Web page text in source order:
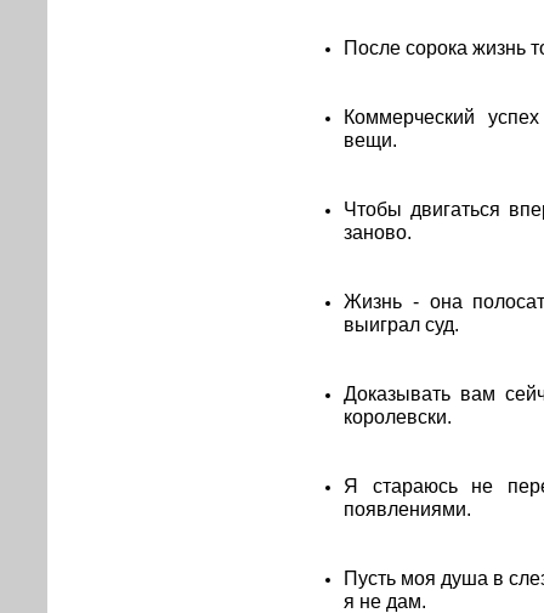
После сорока жизнь
Коммерческий
вещи.
Чтобы двигаться
заново.
Жизнь - она
выиграл суд.
Доказывать вам
королевски.
Я стараюсь не
появлениями.
Пусть моя душа в
я не дам.